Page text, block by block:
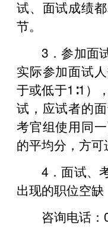
试、面试成绩
节。
3．参加面试
实际参加面试
于或低于1∶1）
试，应试者的
考官组使用同
的平均分，方可
4．面试、考
出现的职位空缺
咨询电话：